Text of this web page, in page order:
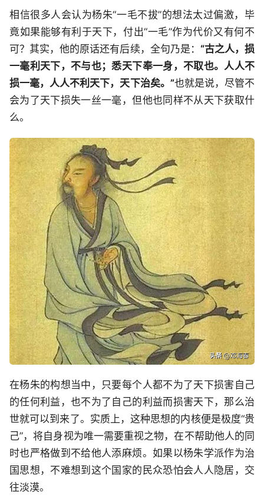
相信很多人会认为杨朱“一毛不拔”的想法太过偏激，毕
竟如果能够有利于天下，付出“一毛”作为代价又有何不
可？其实，他的原话还有后续，全句乃是： “古之人，损
一毫利天下，不与也；悉天下奉一身，不取也。人人不
损一毫，人人不利天下，天下治矣。”也就是说，尽管不
会为了天下损失一丝一毫，但他也同样不从天下获取什
么。
在杨朱的构想当中，只要每个人都不为了天下损害自己
的任何利益，也不为了自己的利益而损害天下，那么治
世就可以到来了。实质上，这种思想的内核便是极度“贵
己”，将自身视为唯一需要重视之物，在不帮助他人的同
时也严格做到不给他人添麻烦。如果以杨朱学派作为治
国思想，不难想到这个国家的民众恐怕会人人隐居，交
往淡漠。